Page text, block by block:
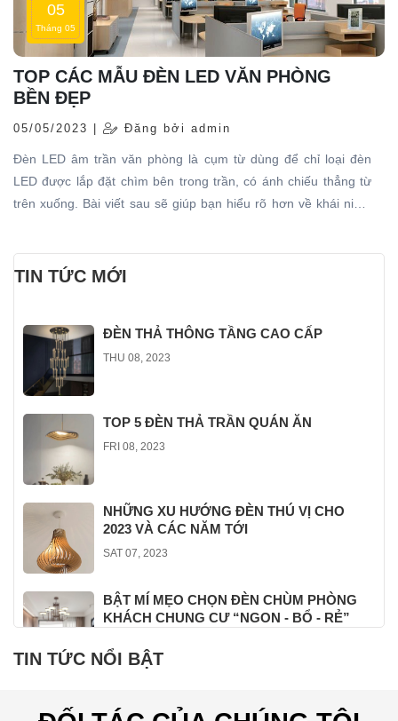
05
Tháng 05
TOP CÁC MẪU ĐÈN LED VĂN PHÒNG
BỀN ĐẸP
05/05/2023 | Đăng bởi admin
Đèn LED âm trần văn phòng là cụm từ dùng để chỉ loại đèn
LED được lắp đặt chìm bên trong trần, có ánh chiếu thẳng từ
trên xuống. Bài viết sau sẽ giúp bạn hiểu rõ hơn về khái niệm
đúng.
TIN TỨC MỚI
ĐÈN THẢ THÔNG TẦNG CAO CẤP
THU 08, 2023
TOP 5 ĐÈN THẢ TRẦN QUÁN ĂN
FRI 08, 2023
NHỮNG XU HƯỚNG ĐÈN THÚ VỊ CHO
2023 VÀ CÁC NĂM TỚI
SAT 07, 2023
BẬT MÍ MẸO CHỌN ĐÈN CHÙM PHÒNG
KHÁCH CHUNG CƯ “NGON - BỔ - RẺ”
2023
TIN TỨC NỔI BẬT